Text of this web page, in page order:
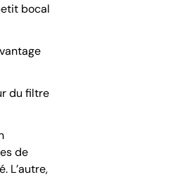
bocal
du filtre
de
L’autre,